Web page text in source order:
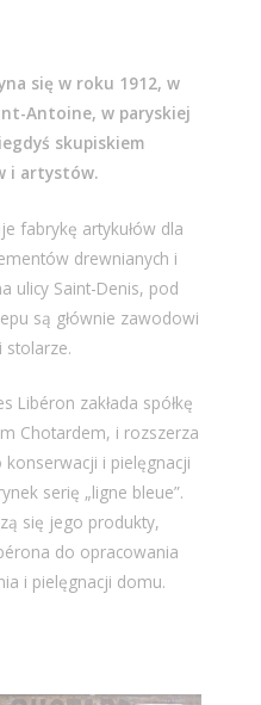
się w roku 1912, w
Antoine, w paryskiej
skupiskiem
i artystów.
fabrykę artykułów dla
drewnianych i
ulicy Saint-Denis, pod
są głównie zawodowi
stolarze.
Libéron zakłada spółkę
Chotardem, i rozszerza
konserwacji i pielęgnacji
serię „ligne bleue”.
się jego produkty,
do opracowania
i pielęgnacji domu.